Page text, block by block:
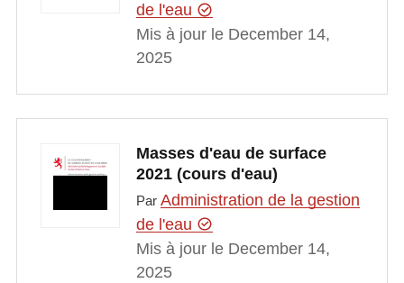
de l'eau
Mis à jour le December 14,
2025
Masses d'eau de surface
2021 (cours d'eau)
Par Administration de la gestion
de l'eau
Mis à jour le December 14,
2025